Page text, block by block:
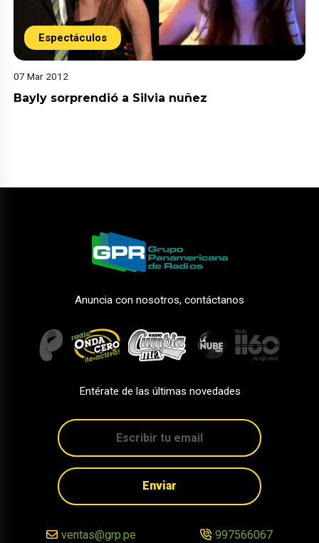
Espectáculos
07 Mar 2012
Bayly sorprendió a Silvia nuñez
Anuncia con nosotros, contáctanos
Entérate de las últimas novedades
Enviar
ventas@grp.pe 997566067